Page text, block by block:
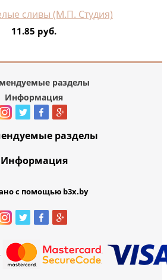
сливы (М.П. Студия)
11.85 руб.
разделы
Информация
разделы
Информация
с помощью b3x.by